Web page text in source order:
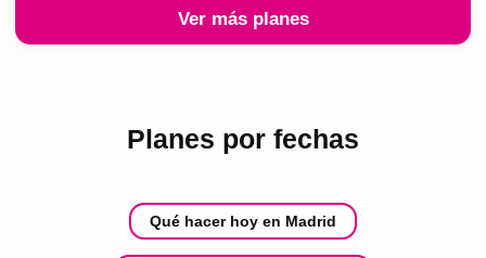
Ver más planes
Planes por fechas
Qué hacer hoy en Madrid